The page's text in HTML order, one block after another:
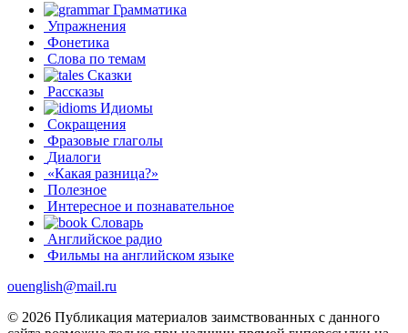
Грамматика
Упражнения
Фонетика
Слова по темам
Сказки
Рассказы
Идиомы
Сокращения
Фразовые глаголы
Диалоги
«Какая разница?»
Полезное
Интересное и познавательное
Словарь
Английское радио
Фильмы на английском языке
ouenglish@mail.ru
© 2026 Публикация материалов заимствованных с данного